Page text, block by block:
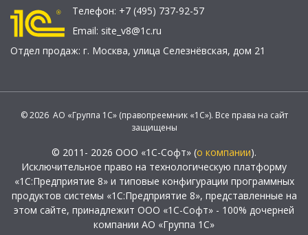
Телефон: +7 (495) 737-92-57
Email: site_v8@1c.ru
Отдел продаж: г. Москва, улица Селезнёвская, дом 21
© 2026 АО «Группа 1С» (правопреемник «1С»). Все права на сайт
защищены
© 2011- 2026 ООО «1С-Софт» (о компании).
Исключительное право на технологическую платформу
«1С:Предприятие 8» и типовые конфигурации программных
продуктов системы «1С:Предприятие 8», представленные на
этом сайте, принадлежит ООО «1С-Софт» - 100% дочерней
компании АО «Группа 1С»